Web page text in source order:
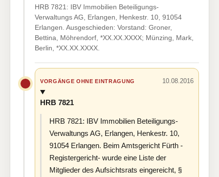
HRB 7821: IBV Immobilien Beteiligungs-
Verwaltungs AG, Erlangen, Henkestr. 10, 91054
Erlangen. Ausgeschieden: Vorstand: Groner,
Bettina, Möhrendorf, *XX.XX.XXXX; Münzing, Mark,
Berlin, *XX.XX.XXXX.
VORGÄNGE OHNE EINTRAGUNG 10.08.2016
HRB 7821
HRB 7821: IBV Immobilien Beteiligungs-
Verwaltungs AG, Erlangen, Henkestr. 10,
91054 Erlangen. Beim Amtsgericht Fürth -
Registergericht- wurde eine Liste der
Mitglieder des Aufsichtsrats eingereicht, §